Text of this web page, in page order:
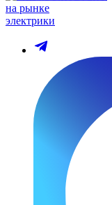
на рынке
электрики